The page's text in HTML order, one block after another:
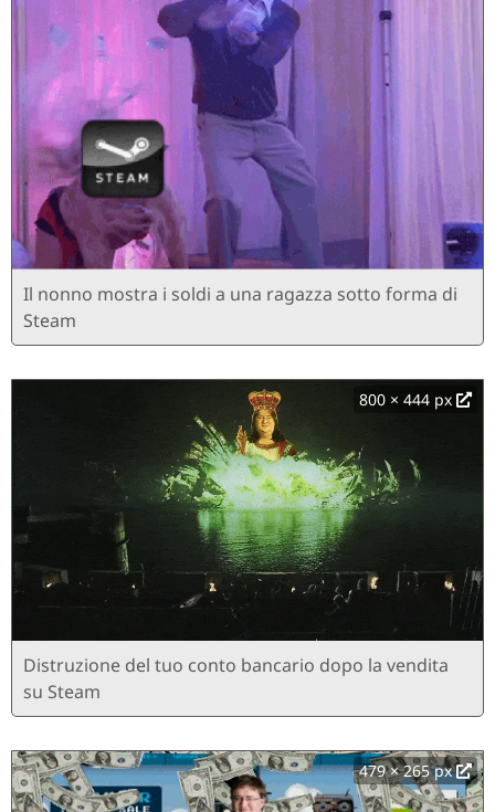
Il nonno mostra i soldi a una ragazza sotto forma di
Steam
800 × 444 px
Distruzione del tuo conto bancario dopo la vendita
su Steam
479 × 265 px